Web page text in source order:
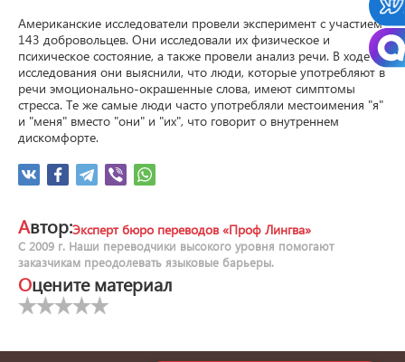
Американские исследователи провели эксперимент с участием
143 добровольцев. Они исследовали их физическое и
психическое состояние, а также провели анализ речи. В ходе
исследования они выяснили, что люди, которые употребляют в
речи эмоционально-окрашенные слова, имеют симптомы
стресса. Те же самые люди часто употребляли местоимения "я"
и "меня" вместо "они" и "их", что говорит о внутреннем
дискомфорте.
Автор:Эксперт бюро переводов «Проф Лингва»
С 2009 г. Наши переводчики высокого уровня помогают
заказчикам преодолевать языковые барьеры.
Оцените материал